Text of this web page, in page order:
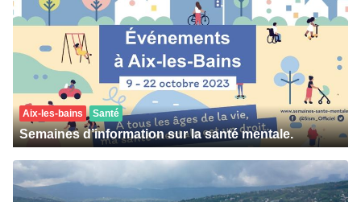
Aix-les-bains Santé
Semaines d’information sur la santé mentale.